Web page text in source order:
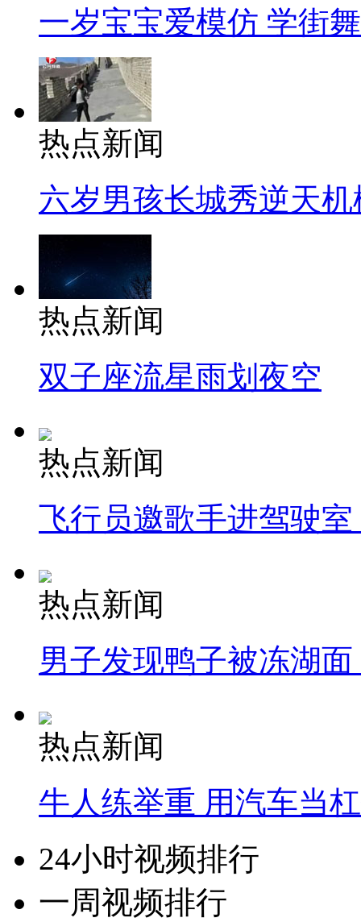
一岁宝宝爱模仿 学街
热点新闻
六岁男孩长城秀逆天机
热点新闻
双子座流星雨划夜空
热点新闻
飞行员邀歌手进驾驶
热点新闻
男子发现鸭子被冻湖
热点新闻
牛人练举重 用汽车当
24小时视频排行
一周视频排行